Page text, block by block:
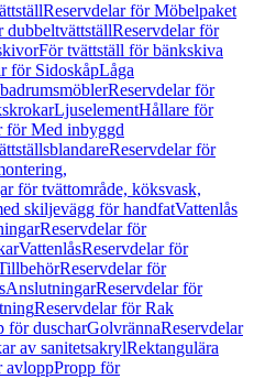
Reservdelar för Möbelpaket
dubbeltvättställReservdelar för
För tvättställ för bänkskiva
för SidoskåpLåga
Reservdelar för
LjuselementHållare för
för Med inbyggd
Reservdelar för
för tvättområde, köksvask,
skiljevägg för handfatVattenlås
Reservdelar för
VattenlåsReservdelar för
Reservdelar för
AnslutningarReservdelar för
Reservdelar för Rak
för duscharGolvrännaReservdelar
av sanitetsakrylRektangulära
avloppPropp för